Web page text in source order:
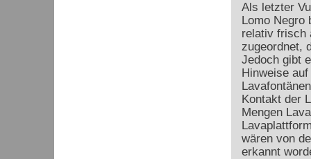
Als letzter
Lomo Negro
relativ frisch
zugeordnet,
Jedoch gibt
Hinweise
Kontakt der
Mengen
wären von
erkannt